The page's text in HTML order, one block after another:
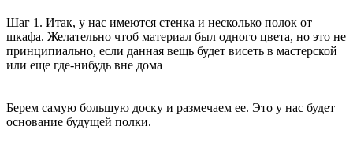
Шаг 1. Итак, у нас имеются стенка и несколько полок от
шкафа. Желательно чтоб материал был одного цвета, но это не
принципиально, если данная вещь будет висеть в мастерской
или еще где-нибудь вне дома
Берем самую большую доску и размечаем ее. Это у нас будет
основание будущей полки.